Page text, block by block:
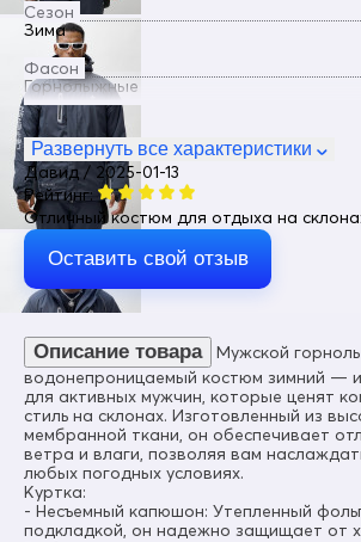
Сезон
Зима
Фасон
Горнолыжные
Пол
Мужской
Цвет
Темно-серый
Материал
Мембранные материалы, Натуральные
Полиэстер, Плащевка, Тефлон, Болонь,
материалы
100% Полиэстер
Материал подкладки куртки
Полиэстер/Флис/Omni-heat
Материал подкладки капюшона
Omni-heat
Материал подкладки полукомбинезона
Флис/Полиэстер
Развернуть все характеристики
Давид / 2025-01-13
Рейтинг:
Отличный костюм для отдыха на
Оставить свой отзыв
Описание товара
Мужской
водонепроницаемый костюм зимний —
для активных мужчин, которые ценят
стиль на склонах. Изготовленный из
мембранной ткани, он обеспечивает
ветра и влаги, позволяя вам
любых погодных условиях.
Куртка:
- Несъемный капюшон: Утепленный
подкладкой, он надежно защищает от